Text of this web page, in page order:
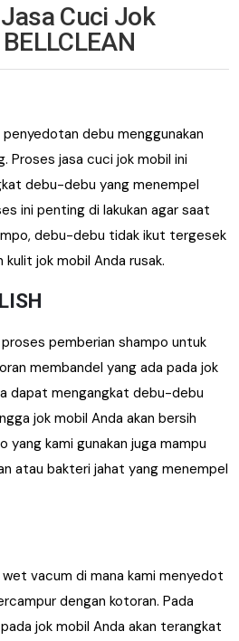
Jasa Cuci Jok
BELLCLEAN
debu menggunakan
Proses jasa cuci jok mobil ini
debu-debu yang menempel
ini penting di lakukan agar saat
debu-debu tidak ikut tergesek
jok mobil Anda rusak.
pemberian shampo untuk
membandel yang ada pada jok
dapat mengangkat debu-debu
jok mobil Anda akan bersih
yang kami gunakan juga mampu
atau bakteri jahat yang menempel
vacum di mana kami menyedot
dengan kotoran. Pada
jok mobil Anda akan terangkat